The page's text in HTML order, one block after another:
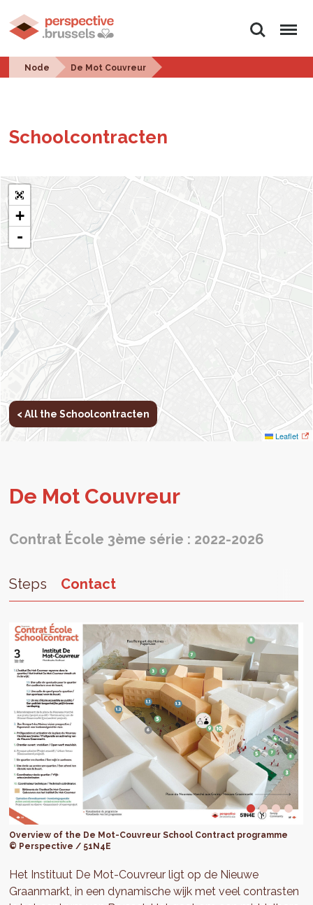
Search Menu
Node De Mot Couvreur
School­con­tracten
+
-
Leaflet
< All the Schoolcontracten
De Mot Cou­vreur
Contrat École 3ème série : 2022-2026
Steps Contact
Overview of the De Mot-Couvreur School Contract programme
© Perspective / 51N4E
Het Instituut De Mot-Couvreur ligt op de Nieuwe
Graanmarkt, in een dynamische wijk met veel contrasten